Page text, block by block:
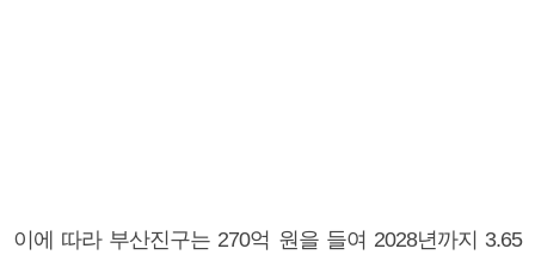
이에 따라 부산진구는 270억 원을 들여 2028년까지 3.65